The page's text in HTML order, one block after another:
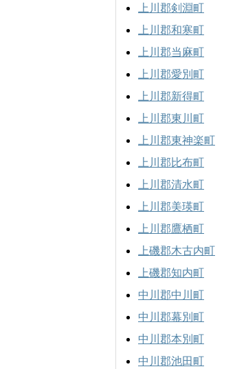
上川郡剣淵町
上川郡和寒町
上川郡当麻町
上川郡愛別町
上川郡新得町
上川郡東川町
上川郡東神楽町
上川郡比布町
上川郡清水町
上川郡美瑛町
上川郡鷹栖町
上磯郡木古内町
上磯郡知内町
中川郡中川町
中川郡幕別町
中川郡本別町
中川郡池田町